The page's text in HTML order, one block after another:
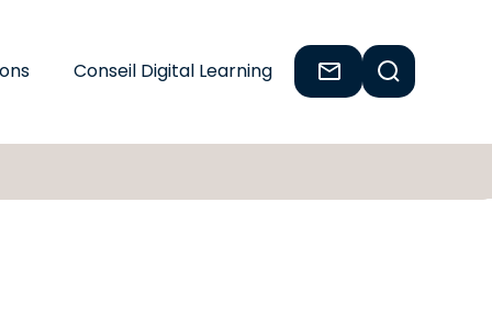
Conseil Digital Learning